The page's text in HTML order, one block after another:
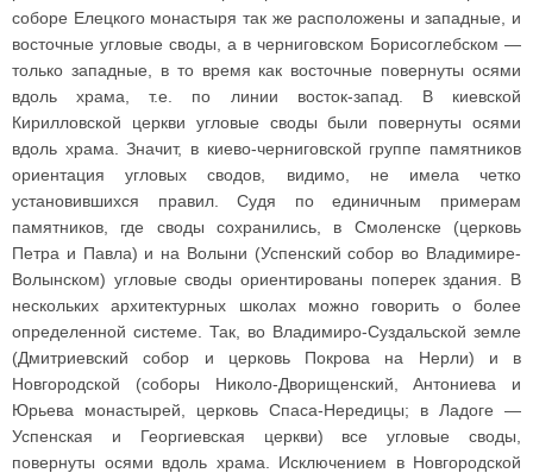
соборе Елецкого монастыря так же расположены и западные, и
восточные угловые своды, а в черниговском Борисоглебском —
только западные, в то время как восточные повернуты осями
вдоль храма, т.е. по линии восток-запад. В киевской
Кирилловской церкви угловые своды были повернуты осями
вдоль храма. Значит, в киево-черниговской группе памятников
ориентация угловых сводов, видимо, не имела четко
установившихся правил. Судя по единичным примерам
памятников, где своды сохранились, в Смоленске (церковь
Петра и Павла) и на Волыни (Успенский собор во Владимире-
Волынском) угловые своды ориентированы поперек здания. В
нескольких архитектурных школах можно говорить о более
определенной системе. Так, во Владимиро-Суздальской земле
(Дмитриевский собор и церковь Покрова на Нерли) и в
Новгородской (соборы Николо-Дворищенский, Антониева и
Юрьева монастырей, церковь Спаса-Нередицы; в Ладоге —
Успенская и Георгиевская церкви) все угловые своды,
повернуты осями вдоль храма. Исключением в Новгородской